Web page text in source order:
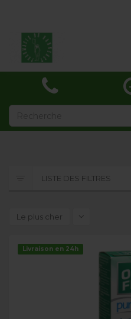
Accueil
Catégories
Actualités
À propos
LISTE DES FILTRES
Le plus cher
Livraison en 24h